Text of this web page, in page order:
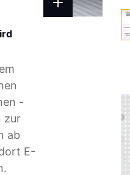
-
zur
ab
E-